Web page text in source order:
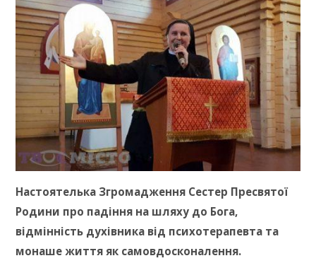
Настоятелька Згромадження Сестер Пресвятої
Родини про падіння на шляху до Бога,
відмінність духівника від психотерапевта та
монаше життя як самовдосконалення.